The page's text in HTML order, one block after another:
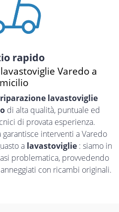
rapido
Varedo a
riparazione lavastoviglie
di alta qualità, puntuale ed
di provata esperienza.
interventi a Varedo
a lavastoviglie : siamo in
problematica, provvedendo
con ricambi originali.